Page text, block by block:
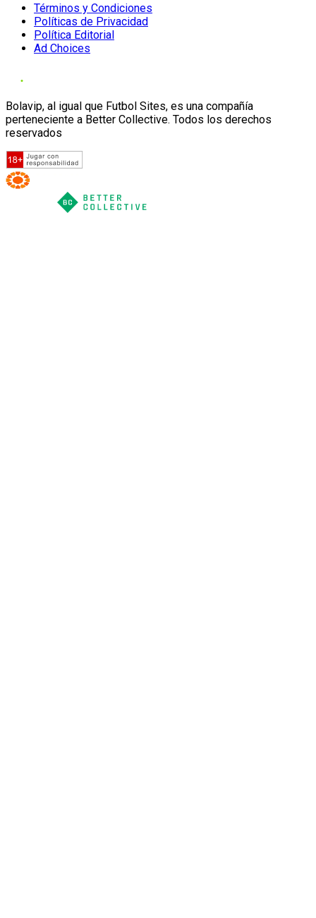
Términos y Condiciones
Políticas de Privacidad
Política Editorial
Ad Choices
Bolavip, al igual que Futbol Sites, es una compañía
perteneciente a Better Collective. Todos los derechos
reservados